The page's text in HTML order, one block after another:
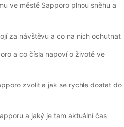
ve městě Sapporo plnou sněhu a
za návštěvu a co na nich ochutnat
a co čísla napoví o životě ve
zvolit a jak se rychle dostat do
a jaký je tam aktuální čas